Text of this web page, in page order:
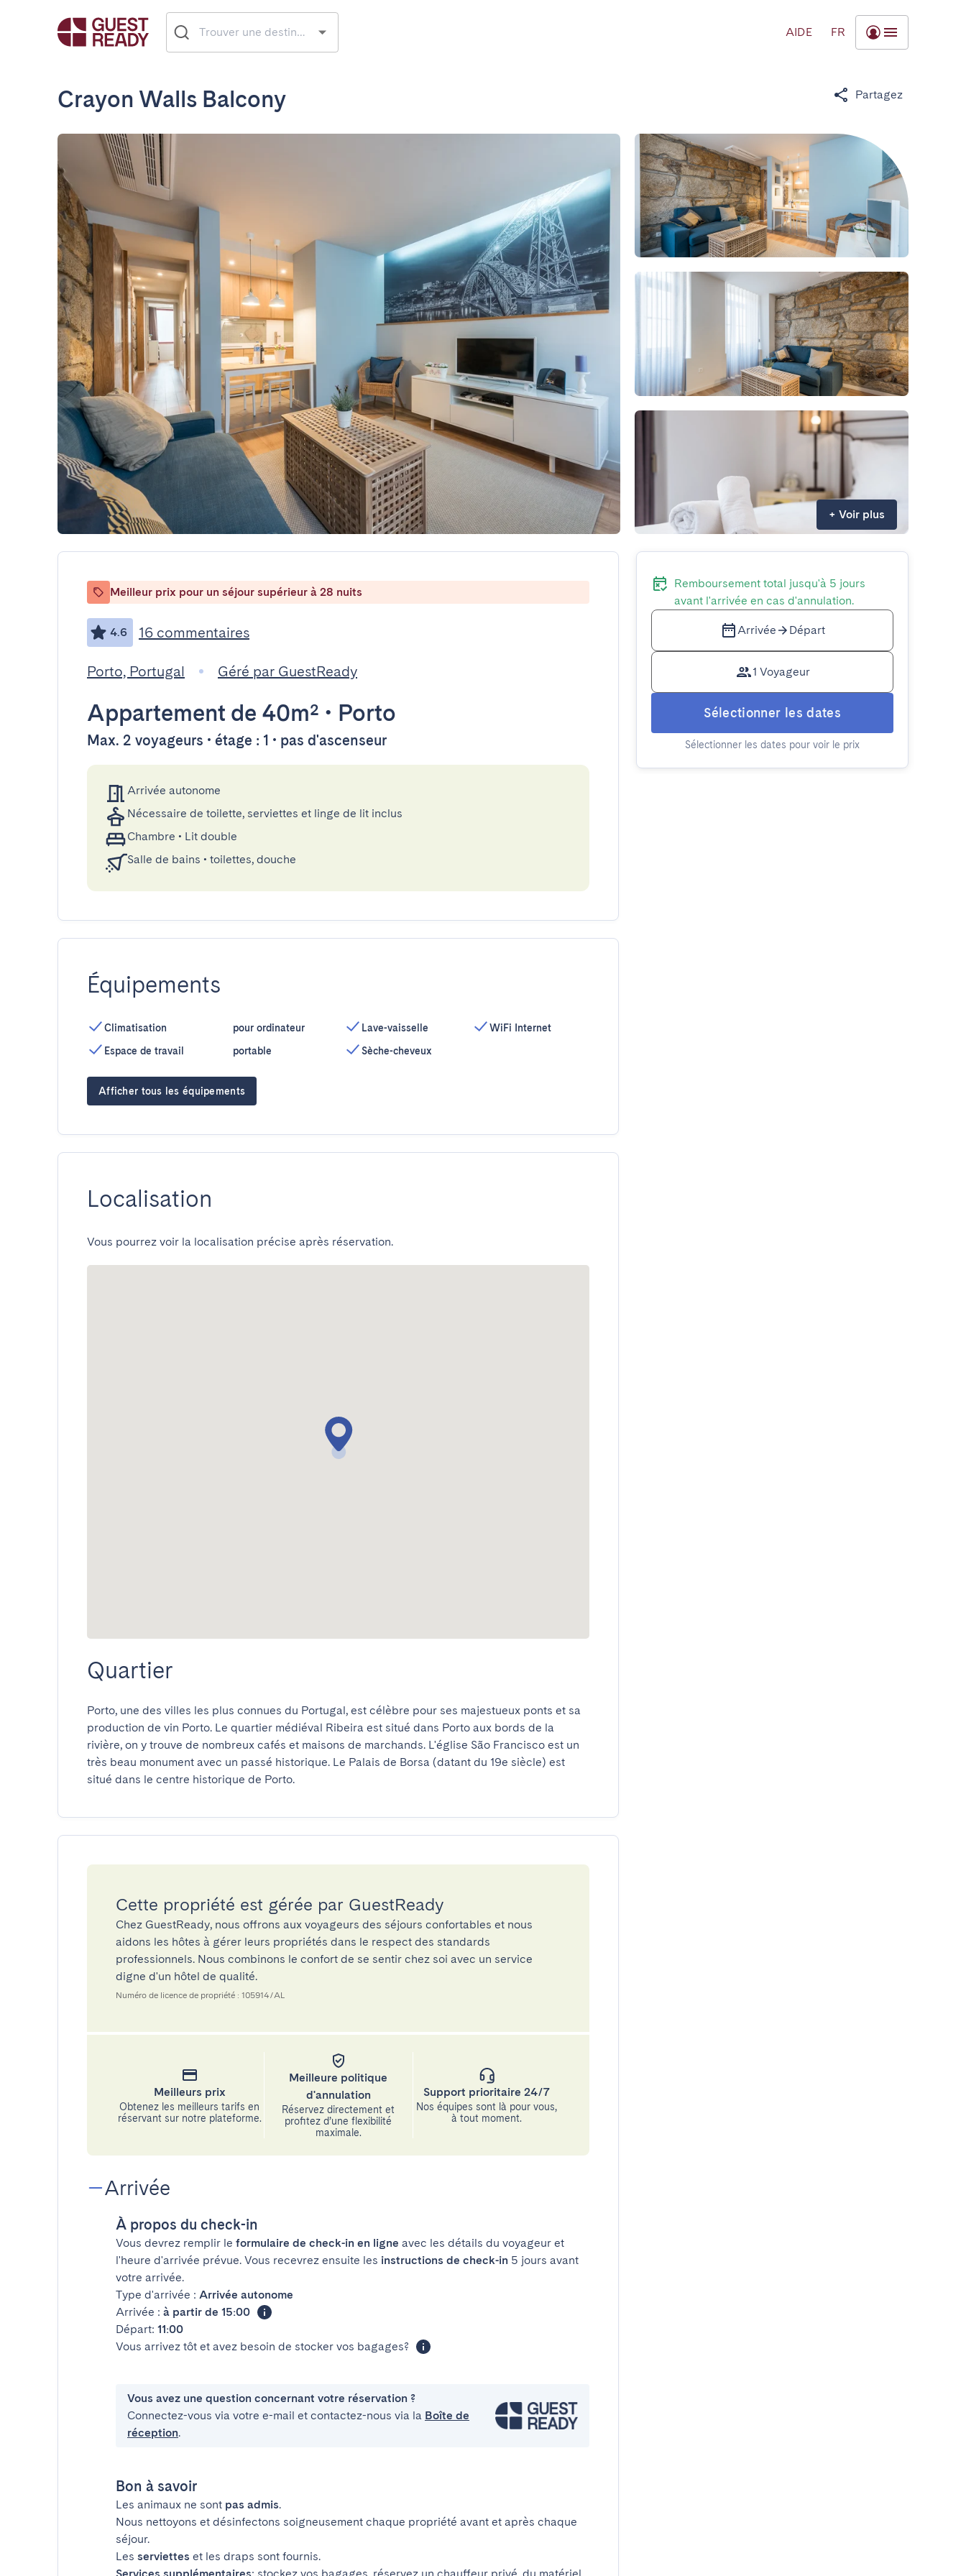
AIDE FR
Crayon Walls Balcony Partagez
+ Voir plus
Meilleur prix pour un séjour supérieur à 28 nuits
4.6 16 commentaires
Porto, Portugal Géré par GuestReady
Appartement de 40m² • Porto
Max. 2 voyageurs • étage : 1 • pas d'ascenseur
Arrivée autonome
Nécessaire de toilette, serviettes et linge de lit inclus
Chambre • Lit double
Salle de bains • toilettes, douche
Équipements
Climatisation
Espace de travail
pour ordinateur
portable
Lave-vaisselle
Sèche-cheveux
WiFi Internet
Afficher tous les équipements
Localisation
Vous pourrez voir la localisation précise après réservation.
Quartier
Porto, une des villes les plus connues du Portugal, est célèbre pour ses majestueux ponts et sa
production de vin Porto. Le quartier médiéval Ribeira est situé dans Porto aux bords de la
rivière, on y trouve de nombreux cafés et maisons de marchands. L'église São Francisco est un
très beau monument avec un passé historique. Le Palais de Borsa (datant du 19e siècle) est
situé dans le centre historique de Porto.
Cette propriété est gérée par GuestReady
Chez GuestReady, nous offrons aux voyageurs des séjours confortables et nous
aidons les hôtes à gérer leurs propriétés dans le respect des standards
professionnels. Nous combinons le confort de se sentir chez soi avec un service
digne d'un hôtel de qualité.
Numéro de licence de propriété : 105914/AL
Meilleurs prix
Obtenez les meilleurs tarifs en
réservant sur notre plateforme.
Meilleure politique
d'annulation
Réservez directement et
profitez d’une flexibilité
maximale.
Support prioritaire 24/7
Nos équipes sont là pour vous,
à tout moment.
Arrivée
À propos du check-in
Vous devrez remplir le formulaire de check-in en ligne avec les détails du voyageur et
l'heure d'arrivée prévue. Vous recevrez ensuite les instructions de check-in 5 jours avant
votre arrivée.
Type d'arrivée : Arrivée autonome
Arrivée : à partir de 15:00
Départ: 11:00
Vous arrivez tôt et avez besoin de stocker vos bagages?
Vous avez une question concernant votre réservation ?
Connectez-vous via votre e-mail et contactez-nous via la Boîte de
réception.
Bon à savoir
Les animaux ne sont pas admis.
Nous nettoyons et désinfectons soigneusement chaque propriété avant et après chaque
séjour.
Les serviettes et les draps sont fournis.
Remboursement total jusqu'à 5 jours
avant l'arrivée en cas d'annulation.
Arrivée Départ
1 Voyageur
Sélectionner les dates
Sélectionner les dates pour voir le prix